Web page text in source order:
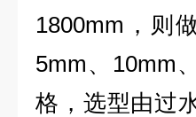
1800mm，则
5mm、10mm
格，选型由过